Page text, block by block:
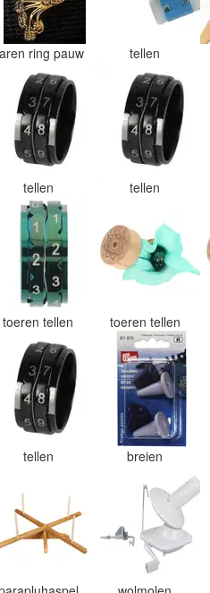
ring pauw tellen
tellen tellen
toeren tellen toeren tellen
tellen breien